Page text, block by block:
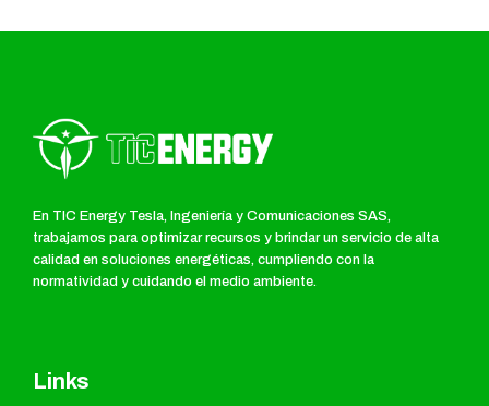
En TIC Energy Tesla, Ingeniería y Comunicaciones SAS,
trabajamos para optimizar recursos y brindar un servicio de alta
calidad en soluciones energéticas, cumpliendo con la
normatividad y cuidando el medio ambiente.
Links